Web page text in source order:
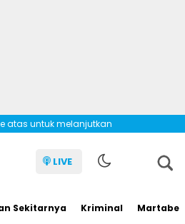
atas untuk melanjutkan
LIVE
Sekitarnya Kriminal Martabe